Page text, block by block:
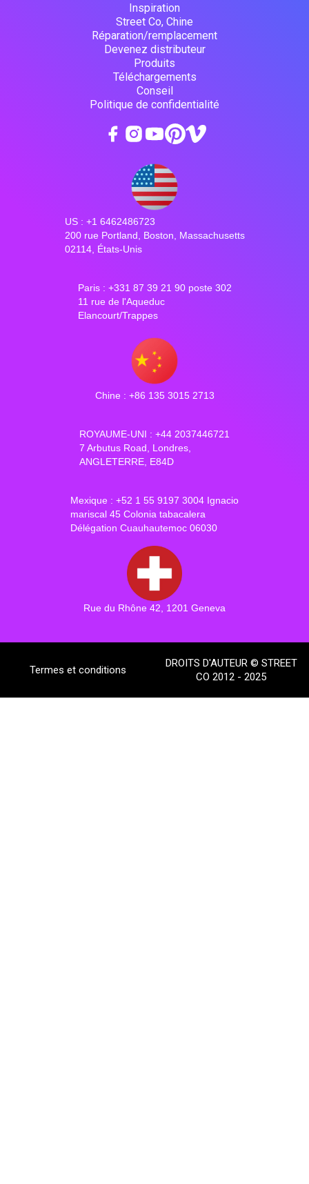
Inspiration
Street Co, Chine
Réparation/remplacement
Devenez distributeur
Produits
Téléchargements
Conseil
Politique de confidentialité
US : +1 6462486723
200 rue Portland, Boston, Massachusetts
02114, États-Unis
Paris : +331 87 39 21 90 poste 302
11 rue de l'Aqueduc
Elancourt/Trappes
Chine : +86 135 3015 2713
ROYAUME-UNI : +44 2037446721
7 Arbutus Road, Londres,
ANGLETERRE, E84D
Mexique : +52 1 55 9197 3004 Ignacio
mariscal 45 Colonia tabacalera
Délégation Cuauhautemoc 06030
Rue du Rhône 42, 1201 Geneva
Termes et conditions
DROITS D'AUTEUR © STREET
CO 2012 - 2025